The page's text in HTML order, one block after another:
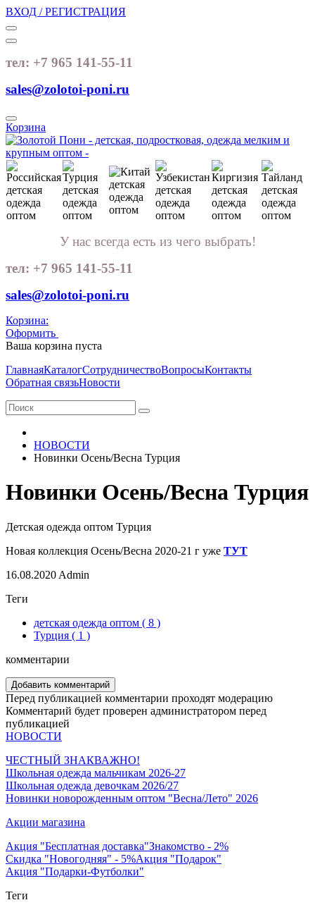
ВХОД / РЕГИСТРАЦИЯ
тел: +7 965 141-55-11
sales@zolotoi-poni.ru
Корзина
У нас всегда есть из чего выбрать!
тел: +7 965 141-55-11
sales@zolotoi-poni.ru
Корзина:
Оформить
Ваша корзина пуста
ГлавнаяКаталогСотрудничествоВопросыКонтакты
Обратная связьНовости
НОВОСТИ
Новинки Осень/Весна Турция
Новинки Осень/Весна Турция
Детская одежда оптом Турция
Новая коллекция Осень/Весна 2020-21 г уже ТУТ
16.08.2020 Admin
Теги
детская одежда оптом ( 8 )
Турция ( 1 )
комментарии
Добавить комментарий
Перед публикацией комментарии проходят модерацию
Комментарий будет проверен администратором перед
публикацией
НОВОСТИ
ЧЕСТНЫЙ ЗНАКВАЖНО!
Школьная одежда мальчикам 2026-27
Школьная одежда девочкам 2026/27
Новинки новорожденным оптом "Весна/Лето" 2026
Акции магазина
Акция "Бесплатная доставка"Знакомство - 2%
Скидка "Новогодняя" - 5%Акция "Подарок"
Акция "Подарки-Футболки"
Теги